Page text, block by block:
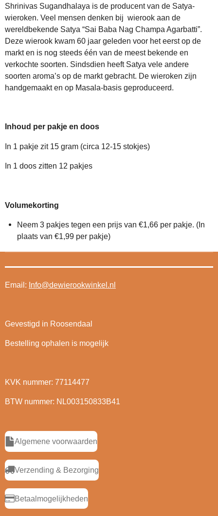
Shrinivas Sugandhalaya is de producent van de Satya-
wieroken. Veel mensen denken bij wierook aan de
wereldbekende Satya “Sai Baba Nag Champa Agarbatti”.
Deze wierook kwam 60 jaar geleden voor het eerst op de
markt en is nog steeds één van de meest bekende en
verkochte soorten. Sindsdien heeft Satya vele andere
soorten aroma’s op de markt gebracht. De wieroken zijn
handgemaakt en op Masala-basis geproduceerd.
Inhoud per pakje en doos
In 1 pakje zit 15 gram (circa 12-15 stokjes)
In 1 doos zitten 12 pakjes
Volumekorting
Neem 3 pakjes tegen een prijs van €1,66 per pakje. (In
plaats van €1,99 per pakje)
Email: Info@dewierookwinkel.nl
Gevestigd in Roosendaal
Bestelling ophalen is mogelijk
KVK nummer: 77114477
BTW nummer: NL003150833B41
Algemene voorwaarden
Verzending & Bezorging
Betaalmogelijkheden